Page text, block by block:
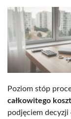
Poziom stóp
całkowitego
podjęciem